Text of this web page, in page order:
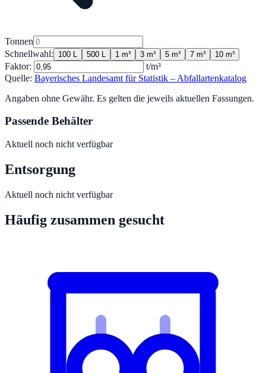
Tonnen
Schnellwahl:
100 L 500 L 1 m³ 3 m³ 5 m³ 7 m³ 10 m³
Faktor:
t/m³
Quelle: Bayerisches Landesamt für Statistik – Abfallartenkatalog
Angaben ohne Gewähr. Es gelten die jeweils aktuellen Fassungen.
Passende Behälter
Aktuell noch nicht verfügbar
Entsorgung
Aktuell noch nicht verfügbar
Häufig zusammen gesucht